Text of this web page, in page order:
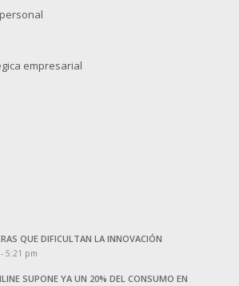
empresarial
QUE DIFICULTAN LA INNOVACIÓN
5:21 pm
SUPONE YA UN 20% DEL CONSUMO EN